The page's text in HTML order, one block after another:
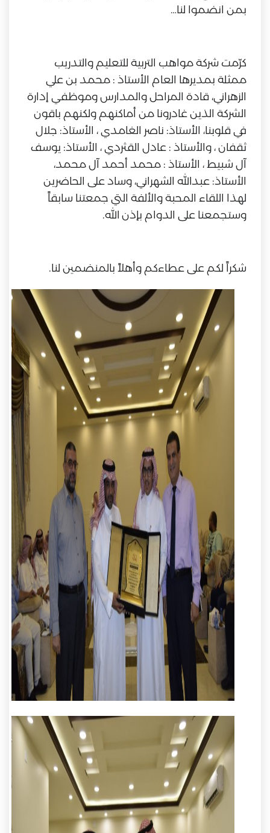
بمن انضموا لنا…
كرّمت شركة مواهب التربية للتعليم والتدريب
ممثلة بمديرها العام الأستاذ : محمد بن علي
الزهراني، قادة المراحل والمدارس وموظفي إدارة
الشركة الذين غادرونا من أماكنهم ولكنهم باقون
في قلوبنا، الأستاذ: ناصر الغامدي ، الأستاذ: جلال
ثقفان ، والأستاذ : عادل القثردي ، الأستاذ: يوسف
آل شبيط ، الأستاذ : محمد أحمد آل محمد،
الأستاذ: عبدالله الشهراني، وساد على الحاضرين
لهذا اللقاء المحبة والألفة التي جمعتنا سابقاً
وستجمعنا على الدوام بإذن الله.
شكراً لكم على عطاءكم وأهلاً بالمنضمين لنا.